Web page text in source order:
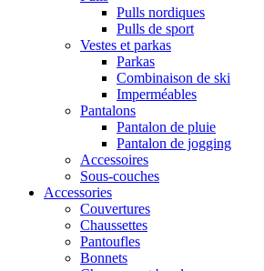
Pulls nordiques
Pulls de sport
Vestes et parkas
Parkas
Combinaison de ski
Imperméables
Pantalons
Pantalon de pluie
Pantalon de jogging
Accessoires
Sous-couches
Accessories
Couvertures
Chaussettes
Pantoufles
Bonnets